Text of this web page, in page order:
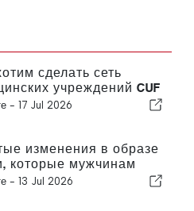
сделать сеть
учреждений CUF
доступной для людей и
- 17 Jul 2026
изменения в образе
которые мужчинам
вносить каждые
- 13 Jul 2026